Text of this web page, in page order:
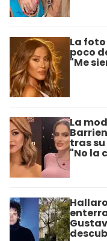
La
poco
"Me
La
tras
"No la